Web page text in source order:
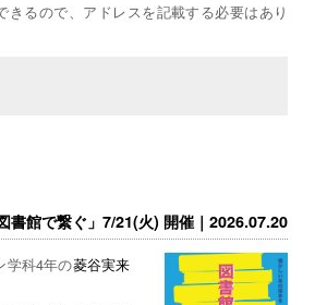
きるので、アドレスを記載する必要はあり
書館で繋ぐ」7/21(火) 開催｜2026.07.20
学科4年の菱谷実来